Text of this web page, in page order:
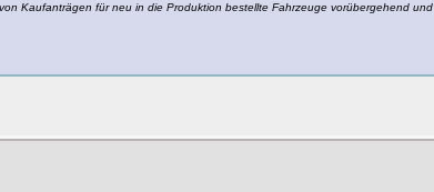
Kaufanträgen für neu in die Produktion bestellte Fahrzeuge vorübergehend